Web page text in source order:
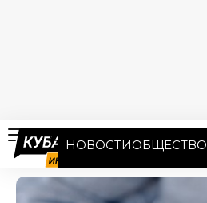
НОВОСТИОБЩЕСТВО